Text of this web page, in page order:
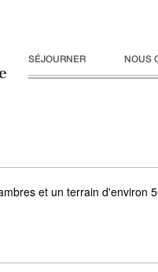
SÉJOURNER NOUS
et un terrain d'environ